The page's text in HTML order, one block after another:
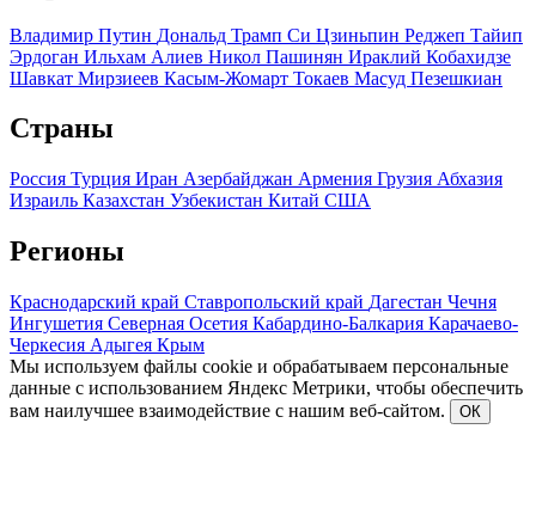
Владимир Путин Дональд Трамп Си Цзиньпин Реджеп Тайип
Эрдоган Ильхам Алиев Никол Пашинян Ираклий Кобахидзе
Шавкат Мирзиеев Касым-Жомарт Токаев Масуд Пезешкиан
Страны
Россия Турция Иран Азербайджан Армения Грузия Абхазия
Израиль Казахстан Узбекистан Китай США
Регионы
Краснодарский край Ставропольский край Дагестан Чечня
Ингушетия Северная Осетия Кабардино-Балкария Карачаево-
Черкесия Адыгея Крым
Мы используем файлы cookie и обрабатываем персональные
данные с использованием Яндекс Метрики, чтобы обеспечить
вам наилучшее взаимодействие с нашим веб-сайтом.
ОК